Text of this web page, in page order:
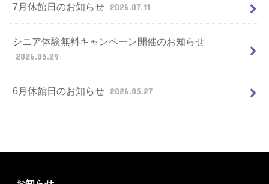
7月休館日のお知らせ 2026.07.11
シニア体験無料キャンペーン開催のお知らせ
2026.05.29
6月休館日のお知らせ 2026.05.27